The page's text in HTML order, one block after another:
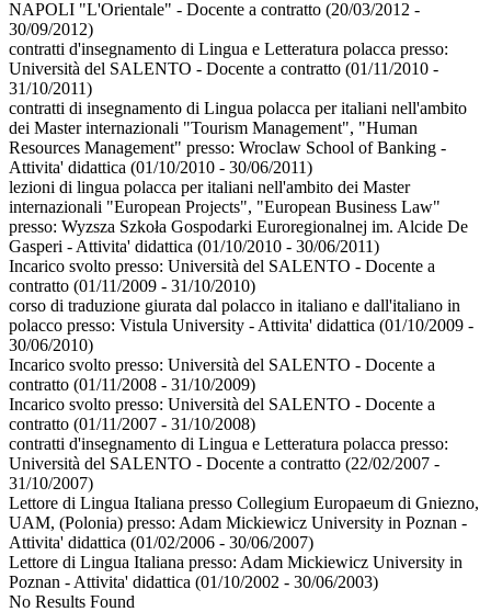
NAPOLI "L'Orientale" - Docente a contratto (20/03/2012 -
30/09/2012)
contratti d'insegnamento di Lingua e Letteratura polacca presso:
Università del SALENTO - Docente a contratto (01/11/2010 -
31/10/2011)
contratti di insegnamento di Lingua polacca per italiani nell'ambito
dei Master internazionali "Tourism Management", "Human
Resources Management" presso: Wroclaw School of Banking -
Attivita' didattica (01/10/2010 - 30/06/2011)
lezioni di lingua polacca per italiani nell'ambito dei Master
internazionali "European Projects", "European Business Law"
presso: Wyzsza Szkoła Gospodarki Euroregionalnej im. Alcide De
Gasperi - Attivita' didattica (01/10/2010 - 30/06/2011)
Incarico svolto presso: Università del SALENTO - Docente a
contratto (01/11/2009 - 31/10/2010)
corso di traduzione giurata dal polacco in italiano e dall'italiano in
polacco presso: Vistula University - Attivita' didattica (01/10/2009 -
30/06/2010)
Incarico svolto presso: Università del SALENTO - Docente a
contratto (01/11/2008 - 31/10/2009)
Incarico svolto presso: Università del SALENTO - Docente a
contratto (01/11/2007 - 31/10/2008)
contratti d'insegnamento di Lingua e Letteratura polacca presso:
Università del SALENTO - Docente a contratto (22/02/2007 -
31/10/2007)
Lettore di Lingua Italiana presso Collegium Europaeum di Gniezno,
UAM, (Polonia) presso: Adam Mickiewicz University in Poznan -
Attivita' didattica (01/02/2006 - 30/06/2007)
Lettore di Lingua Italiana presso: Adam Mickiewicz University in
Poznan - Attivita' didattica (01/10/2002 - 30/06/2003)
No Results Found